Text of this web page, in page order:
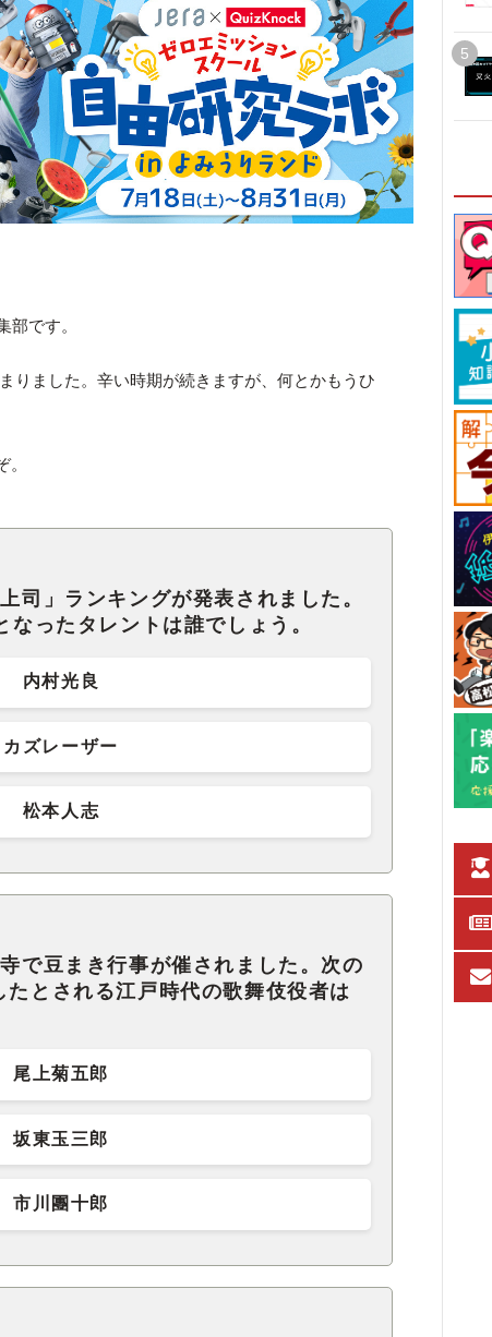
部です。
りました。辛い時期が続きますが、何とかもうひ
司」ランキングが発表されました。
ったタレントは誰でしょう。
内村光良
カズレーザー
松本人志
で豆まき行事が催されました。次の
たとされる江戸時代の歌舞伎役者は
尾上菊五郎
坂東玉三郎
市川團十郎
5